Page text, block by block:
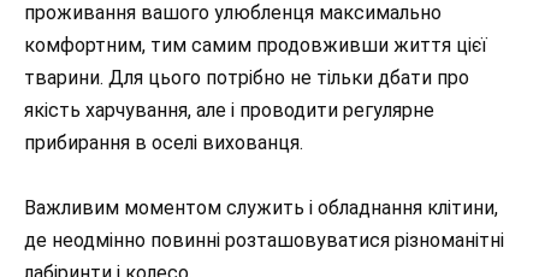
проживання вашого улюбленця максимально
комфортним, тим самим продовживши життя цієї
тварини. Для цього потрібно не тільки дбати про
якість харчування, але і проводити регулярне
прибирання в оселі вихованця.
Важливим моментом служить і обладнання клітини,
де неодмінно повинні розташовуватися різноманітні